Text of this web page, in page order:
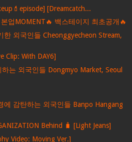
[Dreamcatch...
업MOMENT🔥 백스테이지 최초공개🔥
한 외국인들 Cheonggyecheon Stream,
Clip: With DAY6]
는 외국인들 Dongmyo Market, Seoul
에 감탄하는 외국인들 Banpo Hangang
Behind 🧳 [Light Jeans]
Video: Moving Ver.]